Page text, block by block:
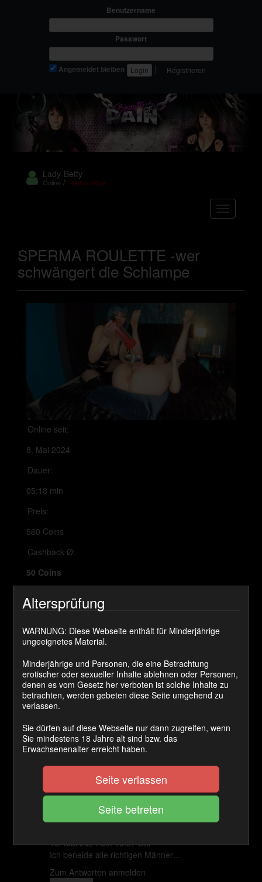
Benutzername
Passwort
Angemeldet bleiben Registrieren
Lady-Betty
Online /Telefon offline
SPERMA ROULETTE -wer
schwängert die Schlampe
Online seit:
8. Mai 2024
Dauer:
05:18 min
Preis:
560 Coins
Cashback Ø:
50 Coins
JETZT KAUFEN
Mein Sklave wird Zwangsentsamt mit der Melkmaschine
Spermaspender. Das ganze Sperma fliesst durch einen
Trichter tief in ihre Muschi. Hättest du gerne mit
gemacht?
Schlagwort(e):melkmaschine ,milking, pervers,sperma
spermaabfüllung,zwangsschwängerung
Kommentare
ichmussgarnichts.
10. Mai 2024 um 13:37 Uhr
Ich beneide alle richtigen Männer…
Zum Antworten anmelden
Altersprüfung
WARNUNG: Diese Webseite enthält für Minderjährige
ungeeignetes Material.
Minderjährige und Personen, die eine Betrachtung
erotischer oder sexueller Inhalte ablehnen oder Personen,
denen es vom Gesetz her verboten ist solche Inhalte zu
betrachten, werden gebeten diese Seite umgehend zu
verlassen.
Sie dürfen auf diese Webseite nur dann zugreifen, wenn
Sie mindestens 18 Jahre alt sind bzw. das
Erwachsenenalter erreicht haben.
Seite verlassen